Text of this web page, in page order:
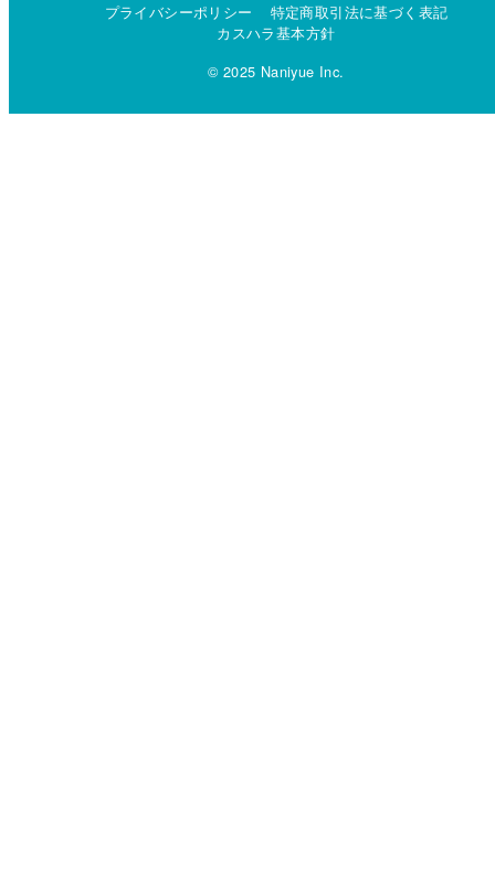
プライバシーポリシー
特定商取引法に基づく表記
カスハラ基本方針
© 2025 Naniyue Inc.